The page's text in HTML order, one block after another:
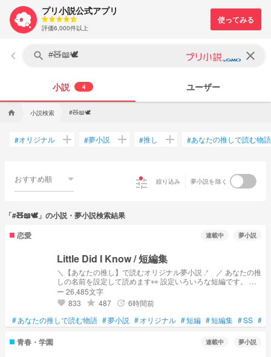
プリ小説公式アプリ
評価6,000件以上
keyboard_arrow_left search clear
小説 4 ユーザー
home 小説検索 #🧸📖🕊️
#オリジナル add #夢小説 add #推し add #あなたの推しで読む物語
おすすめ順 tune 絞り込み 夢小説を除く
「#🧸📖🕊️」の小説・夢小説検索結果
恋愛
連載中 夢小説
Little Did I Know / 短編集
＼【あなたの推し】で読むオリジナル夢小説 .ᐟ ／ あなたの推
しの名前を設定して読めます👀 設定いろいろな短編です。 結
末も切なかったり甘かったり色々。 アイドル設定、学園青春
多めの予定です！ アイドル×ホテルマン and more… 【 名
前の設定について 📝 】 名字＝あなたの名字 推し＝名前と名
字を分けて入力してください！ ー 検索用 BTS 防弾少年団 ナム
ジュン ソクジン ユンギ ホソク ジミン テヒョン ジョングク
ハン ジョシュア ジュン ホシ スニョン ウォヌ ウジ ジフン ドギ
ー 26,485文字
favorite 833 grade 487 update 6時間前
#あなたの推しで読む物語 #夢小説 #オリジナル #短編 #短編集 #SS #
青春・学園 連載中 夢小説